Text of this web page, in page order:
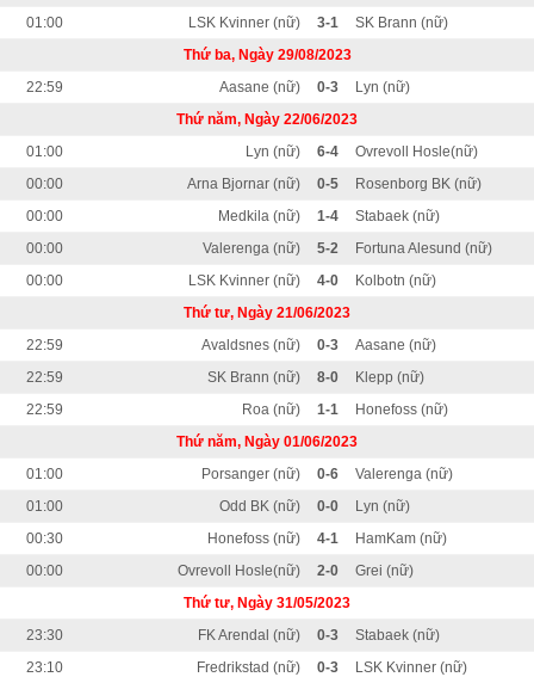
01:00
LSK Kvinner (nữ) 3-1
SK Brann (nữ)
Thứ ba, Ngày 29/08/2023
22:59
Aasane (nữ) 0-3
Lyn (nữ)
Thứ năm, Ngày 22/06/2023
01:00
Lyn (nữ) 6-4
Ovrevoll Hosle(nữ)
00:00
Arna Bjornar (nữ) 0-5
Rosenborg BK (nữ)
00:00
Medkila (nữ) 1-4
Stabaek (nữ)
00:00
Valerenga (nữ) 5-2
Fortuna Alesund (nữ)
00:00
LSK Kvinner (nữ) 4-0
Kolbotn (nữ)
Thứ tư, Ngày 21/06/2023
22:59
Avaldsnes (nữ) 0-3
Aasane (nữ)
22:59
SK Brann (nữ) 8-0
Klepp (nữ)
22:59
Roa (nữ) 1-1
Honefoss (nữ)
Thứ năm, Ngày 01/06/2023
01:00
Porsanger (nữ) 0-6
Valerenga (nữ)
01:00
Odd BK (nữ) 0-0
Lyn (nữ)
00:30
Honefoss (nữ) 4-1
HamKam (nữ)
00:00
Ovrevoll Hosle(nữ) 2-0
Grei (nữ)
Thứ tư, Ngày 31/05/2023
23:30
FK Arendal (nữ) 0-3
Stabaek (nữ)
23:10
Fredrikstad (nữ) 0-3
LSK Kvinner (nữ)